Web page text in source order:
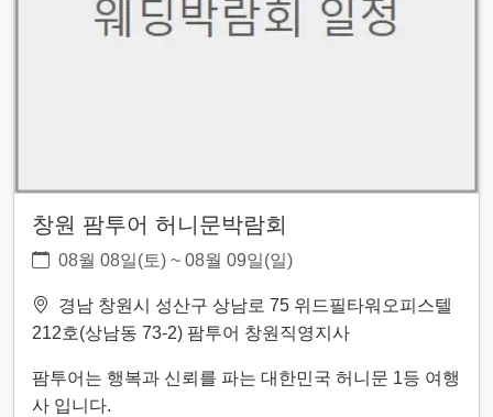
창원 팜투어 허니문박람회
08월 08일(토) ~ 08월 09일(일)
경남 창원시 성산구 상남로 75 위드필타워오피스텔
212호(상남동 73-2) 팜투어 창원직영지사
팜투어는 행복과 신뢰를 파는 대한민국 허니문 1등 여행
사 입니다.